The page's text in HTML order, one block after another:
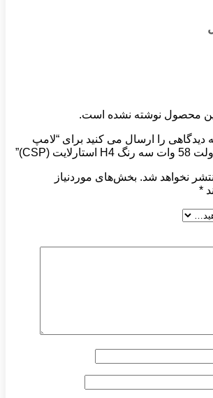
محصول نوشته نشده است.
دیدگاهی را ارسال می کنید برای “لامپ
نخواهد شد. بخش‌های موردنیاز
*